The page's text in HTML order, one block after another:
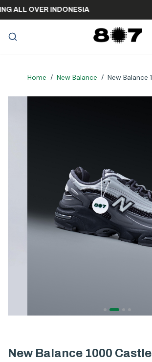
ALL OVER INDONESIA
Home / New Balance / New Balance
New Balance 1000